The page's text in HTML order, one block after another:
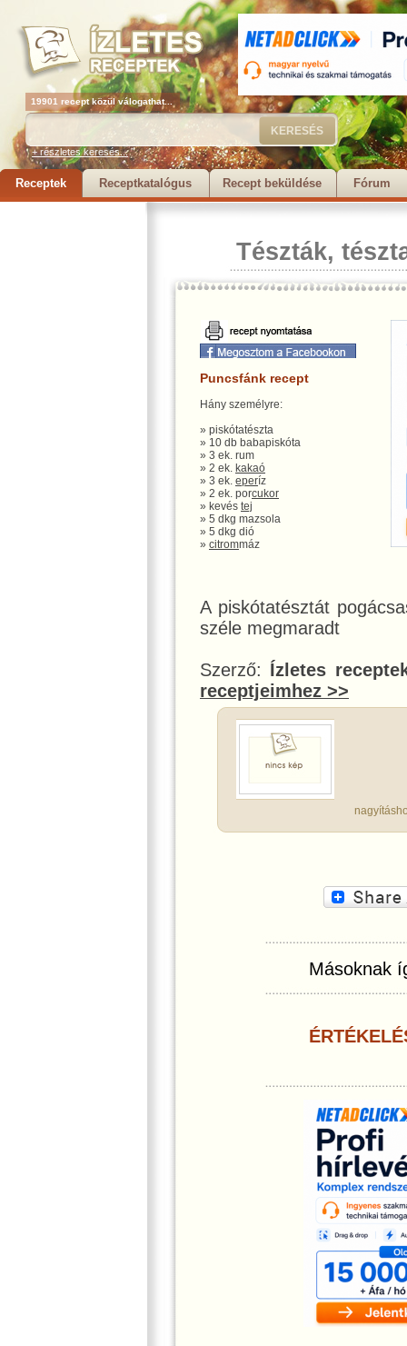
19901 recept közül válogathat...
+ részletes keresés...
Receptek Receptkatalógus Recept beküldése Fórum
Tészták,
Puncsfánk recept
Hány személyre:
» piskótatészta
» 10 db babapiskóta
» 3 ek. rum
» 2 ek. kakaó
» 3 ek. eperíz
» 2 ek. porcukor
» kevés tej
» 5 dkg mazsola
» 5 dkg dió
» citrommáz
A piskótatésztát
széle megmaradt
Szerző: Ízletes
receptjeimhez >>
Másoknak